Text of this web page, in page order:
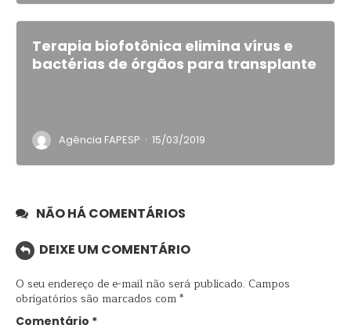
Terapia biofotônica elimina vírus e
bactérias de órgãos para transplante
Agência FAPESP · 15/03/2019
NÃO HÁ COMENTÁRIOS
DEIXE UM COMENTÁRIO
O seu endereço de e-mail não será publicado. Campos
obrigatórios são marcados com*
Comentário *